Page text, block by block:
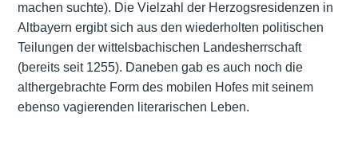
machen suchte). Die Vielzahl der Herzogsresidenzen in
Altbayern ergibt sich aus den wiederholten politischen
Teilungen der wittelsbachischen Landesherrschaft
(bereits seit 1255). Daneben gab es auch noch die
althergebrachte Form des mobilen Hofes mit seinem
ebenso vagierenden literarischen Leben.